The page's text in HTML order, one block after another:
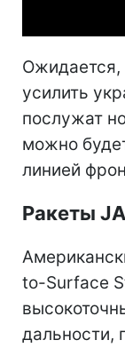
Ожидается,
усилить
послужат
можно
линией
Ракеты
to-Surface
дальности,